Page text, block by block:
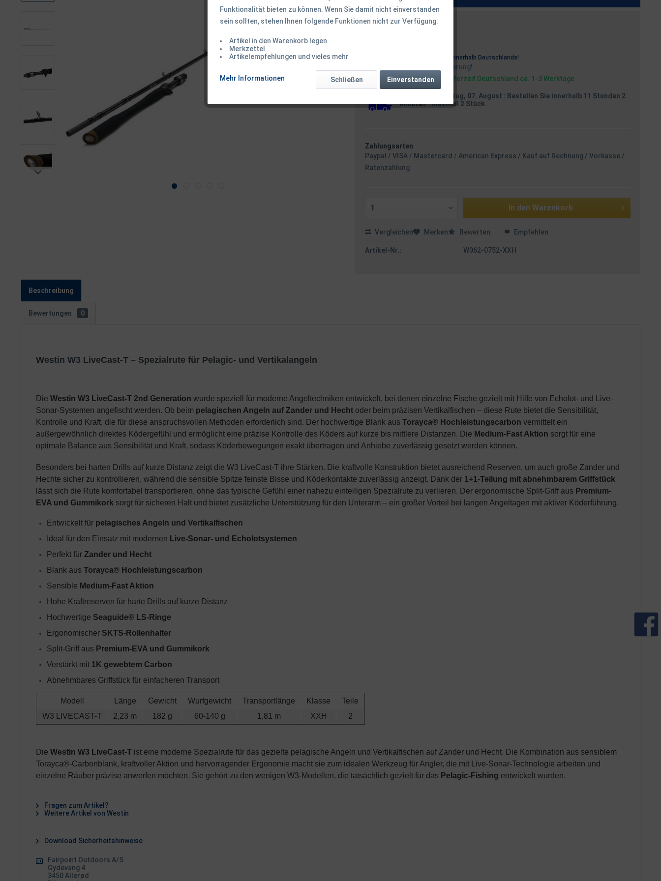
108,50 € *
innerhalb Deutschlands!
Versandkostenfreie Lieferung!
Sofort versandfertig, Lieferzeit Deutschland ca. 1-3 Werktage
Versand am Freitag, 07. August : Bestellen Sie innerhalb 11 Stunden 2
Minuten- maximal 2 Stück.
Zahlungsarten
Paypal / VISA / Mastercard / American Express / Kauf auf Rechnung / Vorkasse /
Ratenzahlung
In den Warenkorb
Vergleichen Merken Bewerten Empfehlen
Artikel-Nr.: W362-0752-XXH
Beschreibung
Bewertungen 0
Westin W3 LiveCast-T – Spezialrute für Pelagic- und Vertikalangeln
Die Westin W3 LiveCast-T 2nd Generation wurde speziell für moderne Angeltechniken entwickelt, bei denen einzelne Fische gezielt mit Hilfe von Echolot- und Live-
Sonar-Systemen angefischt werden. Ob beim pelagischen Angeln auf Zander und Hecht oder beim präzisen Vertikalfischen – diese Rute bietet die Sensibilität,
Kontrolle und Kraft, die für diese anspruchsvollen Methoden erforderlich sind. Der hochwertige Blank aus Torayca® Hochleistungscarbon vermittelt ein
außergewöhnlich direktes Ködergefühl und ermöglicht eine präzise Kontrolle des Köders auf kurze bis mittlere Distanzen. Die Medium-Fast Aktion sorgt für eine
optimale Balance aus Sensibilität und Kraft, sodass Köderbewegungen exakt übertragen und Anhiebe zuverlässig gesetzt werden können.
Besonders bei harten Drills auf kurze Distanz zeigt die W3 LiveCast-T ihre Stärken. Die kraftvolle Konstruktion bietet ausreichend Reserven, um auch große Zander und
Hechte sicher zu kontrollieren, während die sensible Spitze feinste Bisse und Köderkontakte zuverlässig anzeigt. Dank der 1+1-Teilung mit abnehmbarem Griffstück
lässt sich die Rute komfortabel transportieren, ohne das typische Gefühl einer nahezu einteiligen Spezialrute zu verlieren. Der ergonomische Split-Griff aus Premium-
EVA und Gummikork sorgt für sicheren Halt und bietet zusätzliche Unterstützung für den Unterarm – ein großer Vorteil bei langen Angeltagen mit aktiver Köderführung.
Entwickelt für pelagisches Angeln und Vertikalfischen
Ideal für den Einsatz mit modernen Live-Sonar- und Echolotsystemen
Perfekt für Zander und Hecht
Blank aus Torayca® Hochleistungscarbon
Sensible Medium-Fast Aktion
Hohe Kraftreserven für harte Drills auf kurze Distanz
Hochwertige Seaguide® LS-Ringe
Ergonomischer SKTS-Rollenhalter
Split-Griff aus Premium-EVA und Gummikork
Verstärkt mit 1K gewebtem Carbon
Abnehmbares Griffstück für einfacheren Transport
Modell Länge Gewicht Wurfgewicht Transportlänge Klasse
Teile
W3 LIVECAST-T
2,23 m 182 g 60-140 g 1,81 m XXH 2
Die Westin W3 LiveCast-T ist eine moderne Spezialrute für das gezielte pelagische Angeln und Vertikalfischen auf Zander und Hecht. Die Kombination aus sensiblem
Torayca®-Carbonblank, kraftvoller Aktion und hervorragender Ergonomie macht sie zum idealen Werkzeug für Angler, die mit Live-Sonar-Technologie arbeiten und
einzelne Räuber präzise anwerfen möchten. Sie gehört zu den wenigen W3-Modellen, die tatsächlich gezielt für das Pelagic-Fishing entwickelt wurden.
Fragen zum Artikel?
Weitere Artikel von Westin
Download Sicherheitshinweise
Fairpoint Outdoors A/S
Gydevang 4
3450 Allerød
Funktionalität bieten zu können. Wenn Sie damit nicht einverstanden
sein sollten, stehen Ihnen folgende Funktionen nicht zur Verfügung:
Artikel in den Warenkorb legen
Merkzettel
Artikelempfehlungen und vieles mehr
Mehr Informationen Einverstanden
Schließen